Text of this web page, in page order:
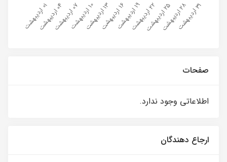
صفحات
اطلاعاتی وجود ندارد.
ارجاع دهندگان